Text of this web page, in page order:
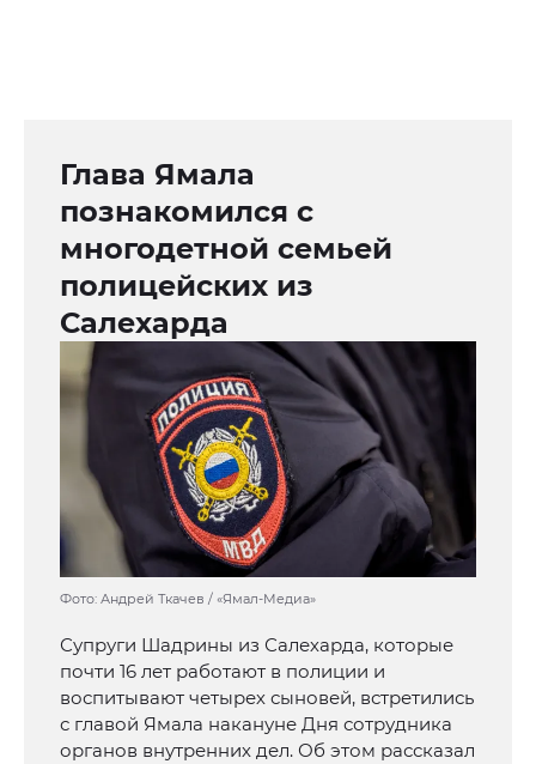
Глава Ямала
познакомился с
многодетной семьей
полицейских из
Салехарда
Фото: Андрей Ткачев / «Ямал-Медиа»
Супруги Шадрины из Салехарда, которые
почти 16 лет работают в полиции и
воспитывают четырех сыновей, встретились
с главой Ямала накануне Дня сотрудника
органов внутренних дел. Об этом рассказал